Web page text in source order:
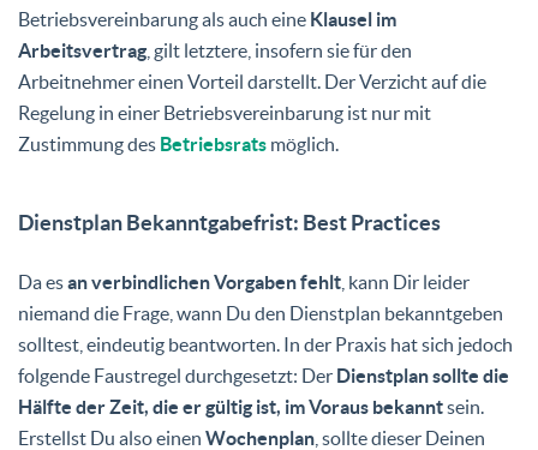
Betriebsvereinbarung als auch eine Klausel im
Arbeitsvertrag , gilt letztere, insofern sie für den
Arbeitnehmer einen Vorteil darstellt. Der Verzicht auf die
Regelung in einer Betriebsvereinbarung ist nur mit
Zustimmung des Betriebsrats möglich.
Dienstplan Bekanntgabefrist: Best Practices
Da esan verbindlichen Vorgaben fehlt , kann Dir leider
niemand die Frage, wann Du den Dienstplan bekanntgeben
solltest, eindeutig beantworten. In der Praxis hat sich jedoch
folgende Faustregel durchgesetzt: Der Dienstplan sollte die
Hälfte der Zeit, die er gültig ist, im Voraus bekanntsein.
Erstellst Du also einen Wochenplan , sollte dieser Deinen